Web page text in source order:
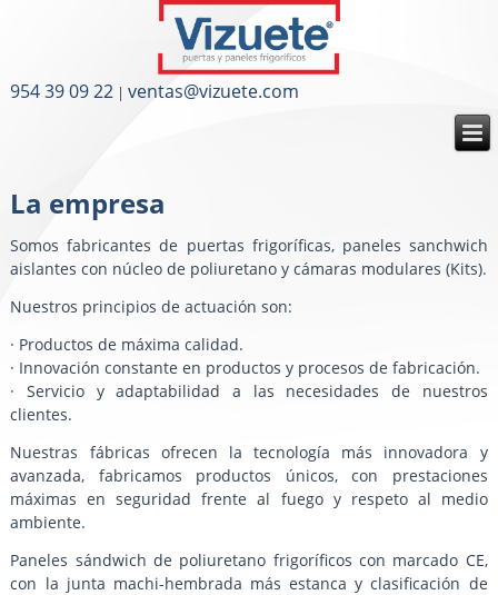
954 39 09 22| ventas@vizuete.com
La empresa
Somos fabricantes de puertas frigoríficas, paneles sanchwich
aislantes con núcleo de poliuretano y cámaras modulares (Kits).
Nuestros principios de actuación son:
· Productos de máxima calidad.
· Innovación constante en productos y procesos de fabricación.
· Servicio y adaptabilidad a las necesidades de nuestros
clientes.
Nuestras fábricas ofrecen la tecnología más innovadora y
avanzada, fabricamos productos únicos, con prestaciones
máximas en seguridad frente al fuego y respeto al medio
ambiente.
Paneles sándwich de poliuretano frigoríficos con marcado CE,
con la junta machi-hembrada más estanca y clasificación de